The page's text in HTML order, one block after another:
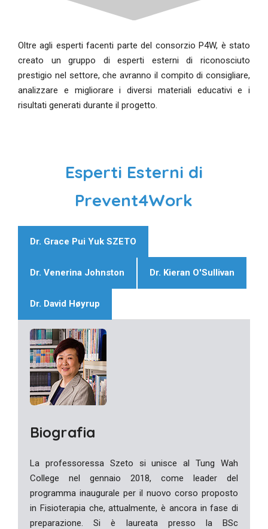
Oltre agli esperti facenti parte del consorzio P4W, è stato
creato un gruppo di esperti esterni di riconosciuto
prestigio nel settore, che avranno il compito di consigliare,
analizzare e migliorare i diversi materiali educativi e i
risultati generati durante il progetto.
Esperti Esterni di
Prevent4Work
Dr. Grace Pui Yuk SZETO
Dr. Venerina Johnston Dr. Kieran O'Sullivan
Dr. David Høyrup
Biografia
La professoressa Szeto si unisce al Tung Wah
College nel gennaio 2018, come leader del
programma inaugurale per il nuovo corso proposto
in Fisioterapia che, attualmente, è ancora in fase di
preparazione. Si è laureata presso la BSc